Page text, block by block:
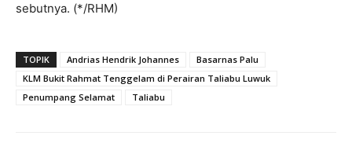
sebutnya. (*/RHM)
TOPIK Andrias Hendrik Johannes
Basarnas Palu
KLM Bukit Rahmat Tenggelam di Perairan Taliabu Luwuk
Penumpang Selamat
Taliabu